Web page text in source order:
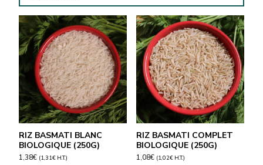
RIZ BASMATI BLANC
BIOLOGIQUE (250G)
1,38€ (1,31€ H.T.)
RIZ BASMATI COMPLET
BIOLOGIQUE (250G)
1,08€ (1,02€H.T.)